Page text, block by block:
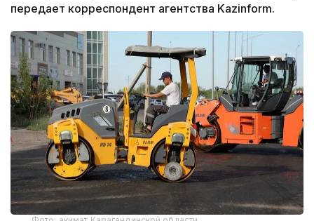
передает корреспондент агентства Kazinform.